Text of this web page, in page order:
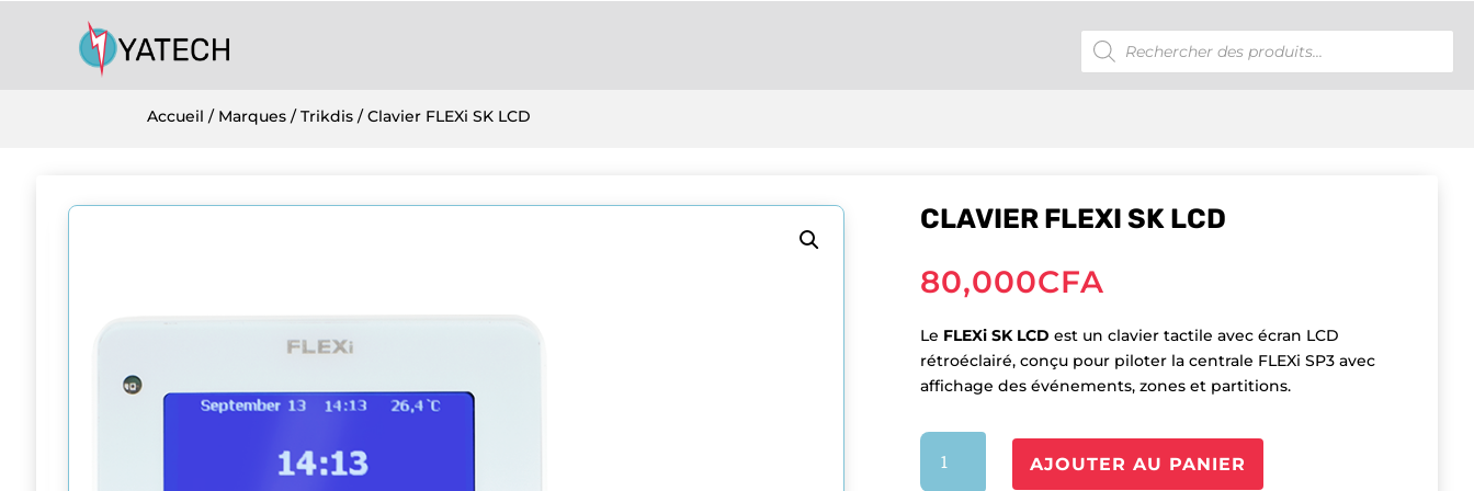
Recherche
de
produits
Accueil / Marques /Trikdis / Clavier FLEXi SK LCD
CLAVIER FLEXI SK LCD
80,000CFA
Le FLEXi SK LCD est un clavier tactile avec écran LCD
rétroéclairé, conçu pour piloter la centrale FLEXi SP3 avec
affichage des événements, zones et partitions.
quantité
AJOUTER AU PANIER